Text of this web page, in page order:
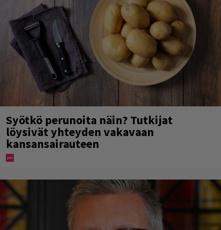
Syötkö perunoita näin? Tutkijat
löysivät yhteyden vakavaan
kansansairauteen